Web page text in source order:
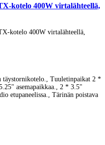
kotelo 400W virtalähteellä,
kotelo 400W virtalähteellä,
täystornikotelo., Tuuletinpaikat 2 *
asemapaikkaa., 2 * 3.5"
etupaneelissa., Tärinän poistava